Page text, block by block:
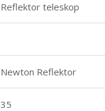
Reflektor teleskop
Newton Reflektor
35